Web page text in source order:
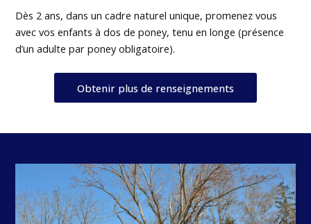
Dès 2 ans, dans un cadre naturel unique, promenez vous
avec vos enfants à dos de poney, tenu en longe (présence
d’un adulte par poney obligatoire).
Obtenir plus de renseignements